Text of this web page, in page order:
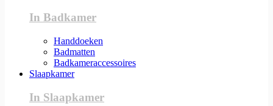
In Badkamer
Handdoeken
Badmatten
Badkameraccessoires
Slaapkamer
In Slaapkamer